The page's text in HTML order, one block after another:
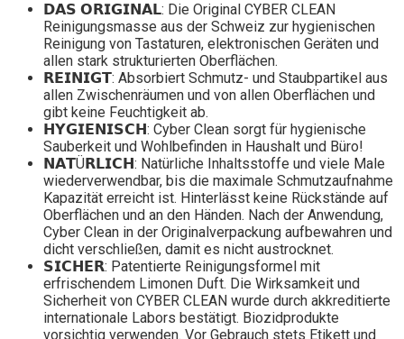
𝗗𝗔𝗦 𝗢𝗥𝗜𝗚𝗜𝗡𝗔𝗟: Die Original CYBER CLEAN
Reinigungsmasse aus der Schweiz zur hygienischen
Reinigung von Tastaturen, elektronischen Geräten und
allen stark strukturierten Oberflächen.
𝗥𝗘𝗜𝗡𝗜𝗚𝗧: Absorbiert Schmutz- und Staubpartikel aus
allen Zwischenräumen und von allen Oberflächen und
gibt keine Feuchtigkeit ab.
𝗛𝗬𝗚𝗜𝗘𝗡𝗜𝗦𝗖𝗛: Cyber Clean sorgt für hygienische
Sauberkeit und Wohlbefinden in Haushalt und Büro!
𝗡𝗔𝗧Ü𝗥𝗟𝗜𝗖𝗛: Natürliche Inhaltsstoffe und viele Male
wiederverwendbar, bis die maximale Schmutzaufnahme
Kapazität erreicht ist. Hinterlässt keine Rückstände auf
Oberflächen und an den Händen. Nach der Anwendung,
Cyber Clean in der Originalverpackung aufbewahren und
dicht verschließen, damit es nicht austrocknet.
𝗦𝗜𝗖𝗛𝗘𝗥: Patentierte Reinigungsformel mit
erfrischendem Limonen Duft. Die Wirksamkeit und
Sicherheit von CYBER CLEAN wurde durch akkreditierte
internationale Labors bestätigt. Biozidprodukte
vorsichtig verwenden. Vor Gebrauch stets Etikett und